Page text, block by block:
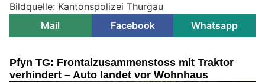
Bildquelle: Kantonspolizei Thurgau
Mail
Facebook Whatsapp
Pfyn TG: Frontalzusammenstoss mit Traktor
verhindert – Auto landet vor Wohnhaus